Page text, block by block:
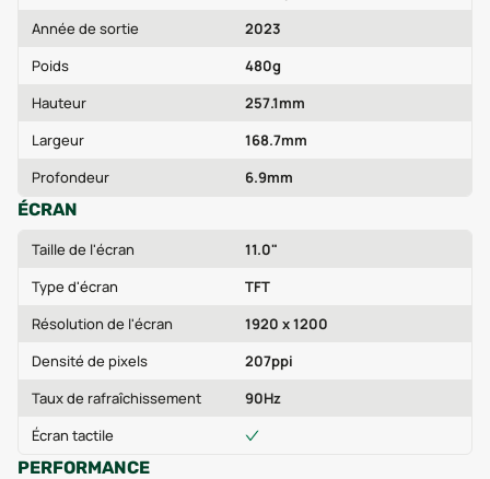
Année de sortie
2023
Poids
480g
Hauteur
257.1mm
Largeur
168.7mm
Profondeur
6.9mm
ÉCRAN
Taille de l'écran
11.0"
Type d'écran
TFT
Résolution de l'écran
1920 x 1200
Densité de pixels
207ppi
Taux de rafraîchissement
90Hz
Écran tactile
PERFORMANCE